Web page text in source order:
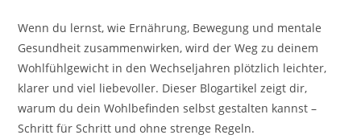
Wenn du lernst, wie Ernährung, Bewegung und mentale
Gesundheit zusammenwirken, wird der Weg zu deinem
Wohlfühlgewicht in den Wechseljahren plötzlich leichter,
klarer und viel liebevoller. Dieser Blogartikel zeigt dir,
warum du dein Wohlbefinden selbst gestalten kannst –
Schritt für Schritt und ohne strenge Regeln.